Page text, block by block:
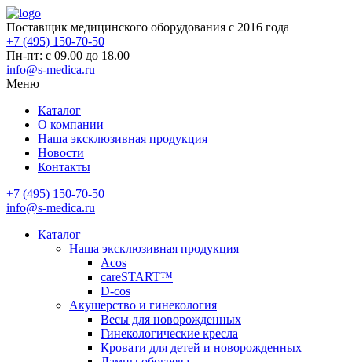
Поставщик медицинского оборудования с 2016 года
+7 (495) 150-70-50
Пн-пт: с 09.00 до 18.00
info@s-medica.ru
Меню
Каталог
О компании
Наша эксклюзивная продукция
Новости
Контакты
+7 (495) 150-70-50
info@s-medica.ru
Каталог
Наша эксклюзивная продукция
Acos
careSTART™
D-cos
Акушерство и гинекология
Весы для новорожденных
Гинекологические кресла
Кровати для детей и новорожденных